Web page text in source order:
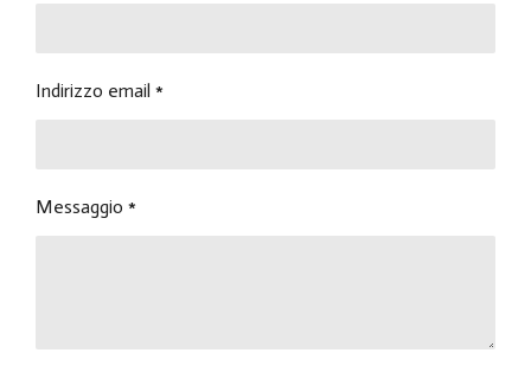
Indirizzo email *
Messaggio *